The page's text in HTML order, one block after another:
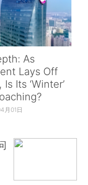
As
Lays Off
Its ‘Winter’
月01日